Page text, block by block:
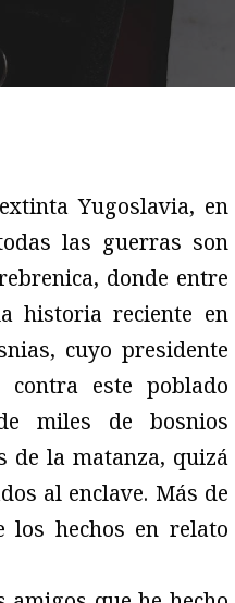
Yugoslavia, en
las guerras son
donde entre
historia reciente en
cuyo presidente
este poblado
miles de bosnios
de la matanza, quizá
al enclave. Más de
los hechos en relato